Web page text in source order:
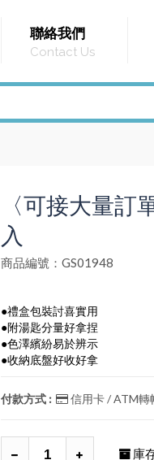
聯絡我們
Contact Us
〈可接大量訂
入
商品編號：GS01948
●禮盒包裝討喜實用
●附湯匙分量好拿捏
●色澤繽紛易於辨示
●收納底盤好收好拿
付款方式 : 信用卡 / ATM轉
庫